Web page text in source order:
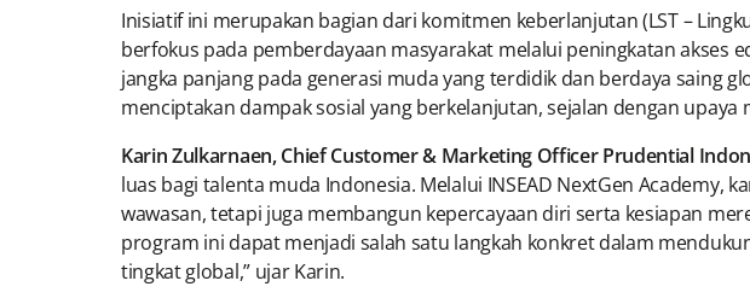
Inisiatif ini merupakan bagian dari komitmen keberlanjutan (LST –
berfokus pada pemberdayaan masyarakat melalui peningkatan akses
jangka panjang pada generasi muda yang terdidik dan berdaya saing
menciptakan dampak sosial yang berkelanjutan, sejalan dengan upaya
Karin Zulkarnaen, Chief Customer & Marketing Officer Prudential
luas bagi talenta muda Indonesia. Melalui INSEAD NextGen
wawasan, tetapi juga membangun kepercayaan diri serta kesiapan
program ini dapat menjadi salah satu langkah konkret dalam
tingkat global,” ujar Karin.